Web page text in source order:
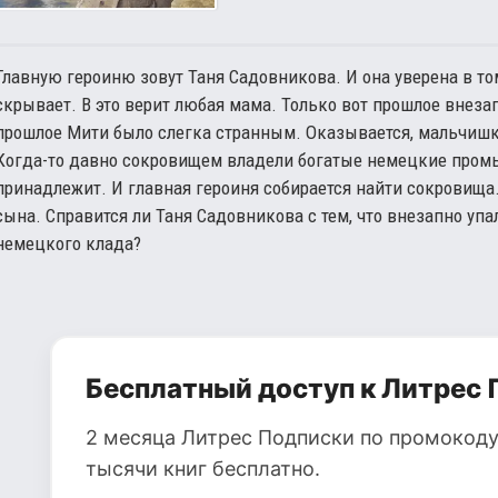
героиню зовут Таня Садовникова. И она уверена в
В это верит любая мама. Только вот прошлое
Мити было слегка странным. Оказывается,
то давно сокровищем владели богатые немецкие
И главная героиня собирается найти
Справится ли Таня Садовникова с тем, что внезапно
клада?
Бесплатный доступ к Литрес
2 месяца Литрес Подписки по
тысячи книг бесплатно.